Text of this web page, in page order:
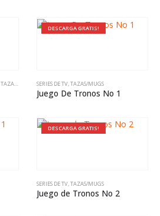
TAZAS/MUGS
DESCARGA GRATIS!
SERIES DE TV,TAZAS/MUGS
Juego De Tronos No 1
DESCARGA GRATIS!
SERIES DE TV,TAZAS/MUGS
Juego de Tronos No 2